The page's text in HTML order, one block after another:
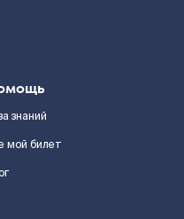
знаний
мой билет